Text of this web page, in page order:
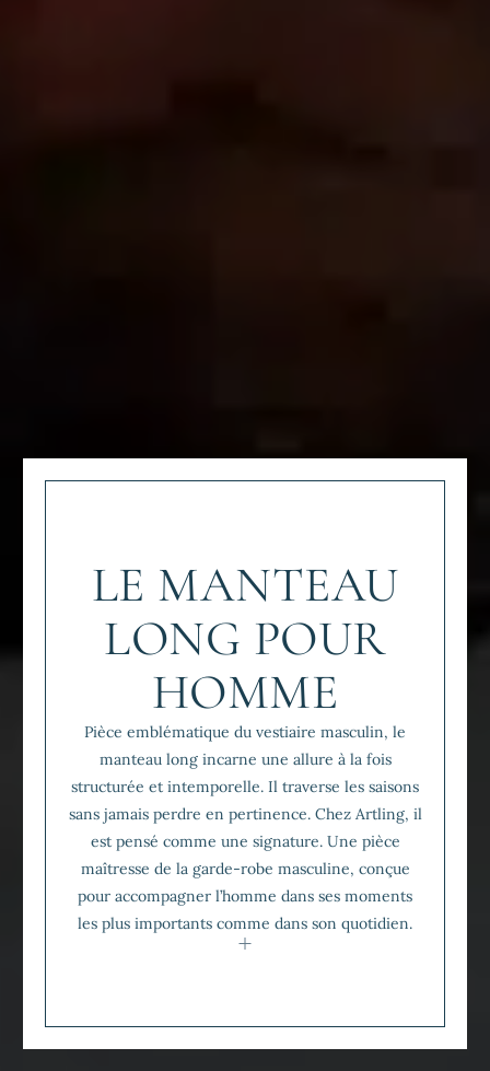
LE MANTEAU
LONG POUR
HOMME
Pièce emblématique du vestiaire masculin, le
manteau long incarne une allure à la fois
structurée et intemporelle. Il traverse les saisons
sans jamais perdre en pertinence. Chez Artling, il
est pensé comme une signature. Une pièce
maîtresse de la garde-robe masculine, conçue
pour accompagner l’homme dans ses moments
les plus importants comme dans son quotidien.